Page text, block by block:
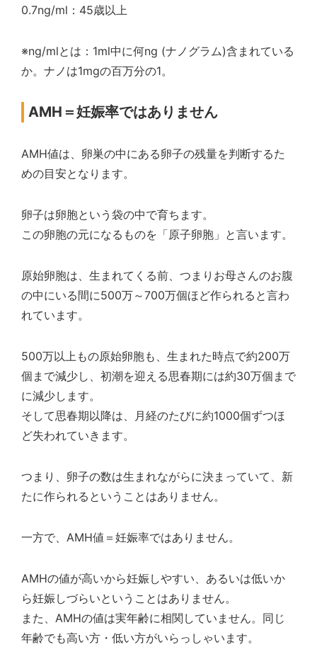
0.7ng/ml：45歳以上
※ng/mlとは：1ml中に何ng (ナノグラム)含まれている
か。ナノは1mgの百万分の1。
AMH＝妊娠率ではありません
AMH値は、卵巣の中にある卵子の残量を判断するた
めの目安となります。
卵子は卵胞という袋の中で育ちます。
この卵胞の元になるものを「原子卵胞」と言います。
原始卵胞は、生まれてくる前、つまりお母さんのお腹
の中にいる間に500万～700万個ほど作られると言わ
れています。
500万以上もの原始卵胞も、生まれた時点で約200万
個まで減少し、初潮を迎える思春期には約30万個まで
に減少します。
そして思春期以降は、月経のたびに約1000個ずつほ
ど失われていきます。
つまり、卵子の数は生まれながらに決まっていて、新
たに作られるということはありません。
一方で、AMH値＝妊娠率ではありません。
AMHの値が高いから妊娠しやすい、あるいは低いか
ら妊娠しづらいということはありません。
また、AMHの値は実年齢に相関していません。同じ
年齢でも高い方・低い方がいらっしゃいます。